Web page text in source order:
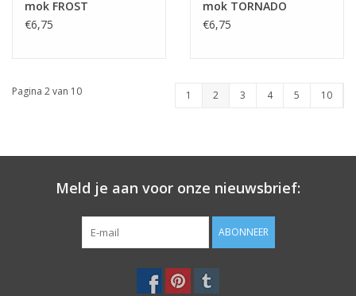
mok FROST
€6,75
mok TORNADO
€6,75
Pagina 2 van 10 1 2 3 4 5 10
Meld je aan voor onze nieuwsbrief:
ABONNEER